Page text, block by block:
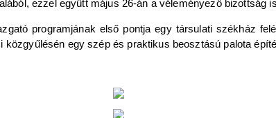
ezzel együtt május 26-án a véleményező bizottság
programjának első pontja egy társulati székház
közgyűlésén egy szép és praktikus beosztású palota